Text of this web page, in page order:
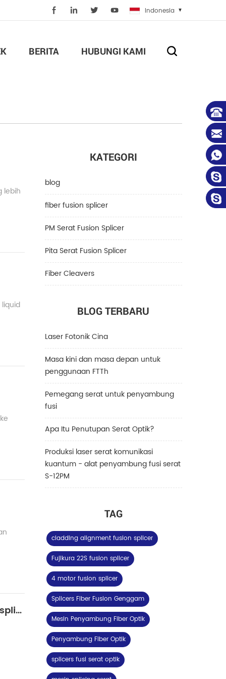
Indonesia
BERITA HUBUNGI KAMI
KATEGORI
blog
fiber fusion splicer
PM Serat Fusion Splicer
Pita Serat Fusion Splicer
Fiber Cleavers
BLOG TERBARU
Laser Fotonik Cina
Masa kini dan masa depan untuk
penggunaan FTTh
Pemegang serat untuk penyambung
fusi
Apa Itu Penutupan Serat Optik?
Produksi laser serat komunikasi
kuantum - alat penyambung fusi serat
S-12PM
TAG
cladding alignment fusion splicer
Fujikura 22S fusion splicer
4 motor fusion splicer
Splicers Fiber Fusion Genggam
Mesin Penyambung Fiber Optik
Penyambung Fiber Optik
splicers fusi serat optik
lebih
Penerapan sensor serat optik pemelihara polarisasi dalam deteksi panas bumi- fusion splicer Shinho S-12PM